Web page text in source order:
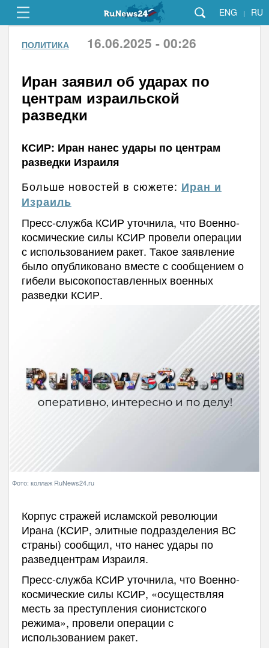
ENG | RU
ПОЛИТИКА 16.06.2025 - 00:26
Иран заявил об ударах по
центрам израильской
разведки
КСИР: Иран нанес удары по центрам
разведки Израиля
Больше новостей в сюжете: Иран и
Израиль
Пресс-служба КСИР уточнила, что Военно-
космические силы КСИР провели операции
с использованием ракет. Такое заявление
было опубликовано вместе с сообщением о
гибели высокопоставленных военных
разведки КСИР.
Фото: коллаж RuNews24.ru
Корпус стражей исламской революции
Ирана (КСИР, элитные подразделения ВС
страны) сообщил, что нанес удары по
разведцентрам Израиля.
Пресс-служба КСИР уточнила, что Военно-
космические силы КСИР, «осуществляя
месть за преступления сионистского
режима», провели операции с
использованием ракет.